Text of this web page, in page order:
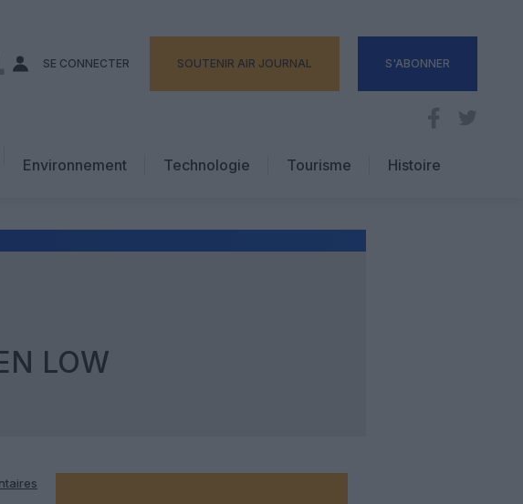
SE CONNECTER SOUTENIR AIR JOURNAL S'ABONNER
Environnement Technologie
Tourisme
Hôtellerie
Histoire
LOW